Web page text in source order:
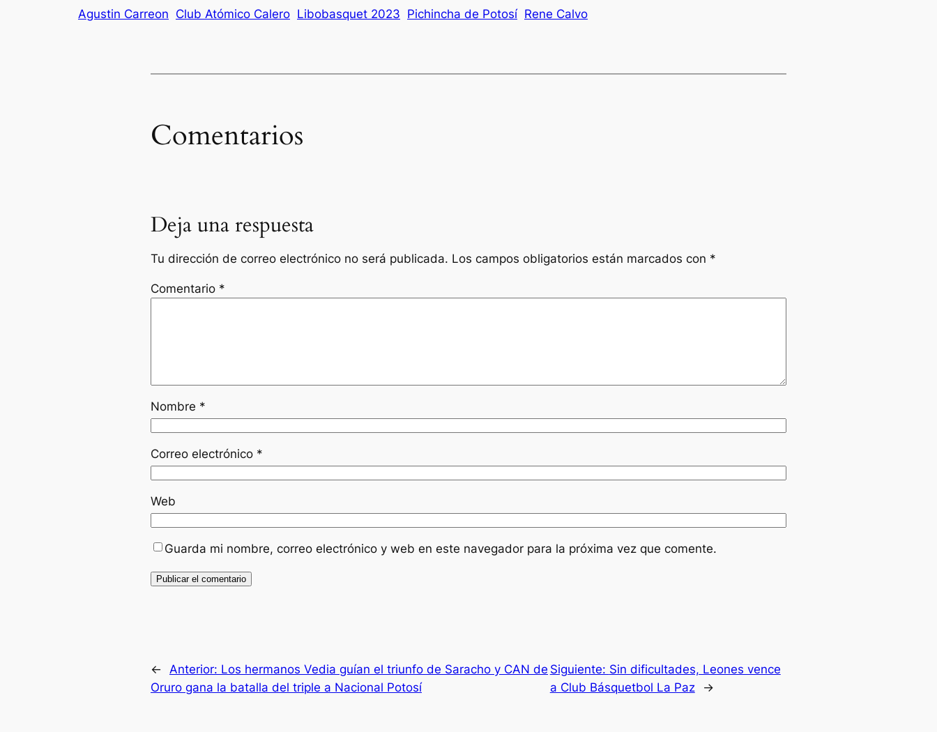
Agustin Carreon Club Atómico Calero Libobasquet 2023 Pichincha de Potosí Rene Calvo
Comentarios
Deja una respuesta
Tu dirección de correo electrónico no será publicada. Los campos obligatorios están marcados con *
Comentario *
Nombre *
Correo electrónico *
Web
Guarda mi nombre, correo electrónico y web en este navegador para la próxima vez que comente.
← Anterior: Los hermanos Vedia guían el triunfo de Saracho y CAN de
Oruro gana la batalla del triple a Nacional Potosí
Siguiente: Sin dificultades, Leones vence
a Club Básquetbol La Paz
→